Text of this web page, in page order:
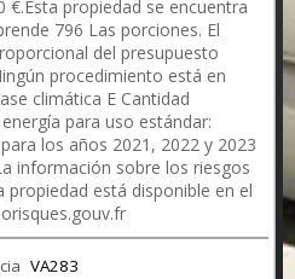
€.Esta propiedad se encuentra
796 Las porciones. El
del presupuesto
procedimiento está en
climática E Cantidad
para uso estándar:
los años 2021, 2022 y 2023
información sobre los riesgos
está disponible en el
VA283